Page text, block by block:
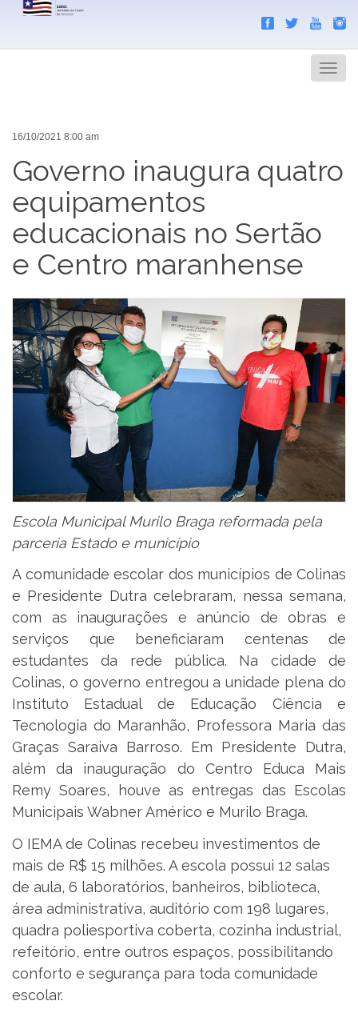
Menu
16/10/2021 8:00 am
Governo inaugura quatro
equipamentos
educacionais no Sertão
e Centro maranhense
Escola Municipal Murilo Braga reformada pela
parceria Estado e município
A comunidade escolar dos municípios de Colinas
e Presidente Dutra celebraram, nessa semana,
com as inaugurações e anúncio de obras e
serviços que beneficiaram centenas de
estudantes da rede pública. Na cidade de
Colinas, o governo entregou a unidade plena do
Instituto Estadual de Educação Ciência e
Tecnologia do Maranhão, Professora Maria das
Graças Saraiva Barroso. Em Presidente Dutra,
além da inauguração do Centro Educa Mais
Remy Soares, houve as entregas das Escolas
Municipais Wabner Américo e Murilo Braga.
O IEMA de Colinas recebeu investimentos de
mais de R$ 15 milhões. A escola possui 12 salas
de aula, 6 laboratórios, banheiros, biblioteca,
área administrativa, auditório com 198 lugares,
quadra poliesportiva coberta, cozinha industrial,
refeitório, entre outros espaços, possibilitando
conforto e segurança para toda comunidade
escolar.